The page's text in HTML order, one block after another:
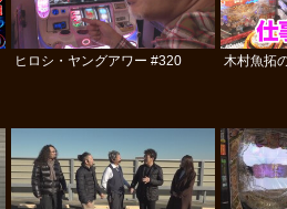
ヒロシ・ヤングアワー #320 木村魚拓